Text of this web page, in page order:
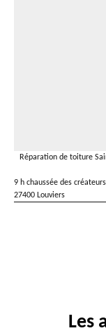
Réparation de toiture
9 h chaussée des créateurs
27400 Louviers
Les